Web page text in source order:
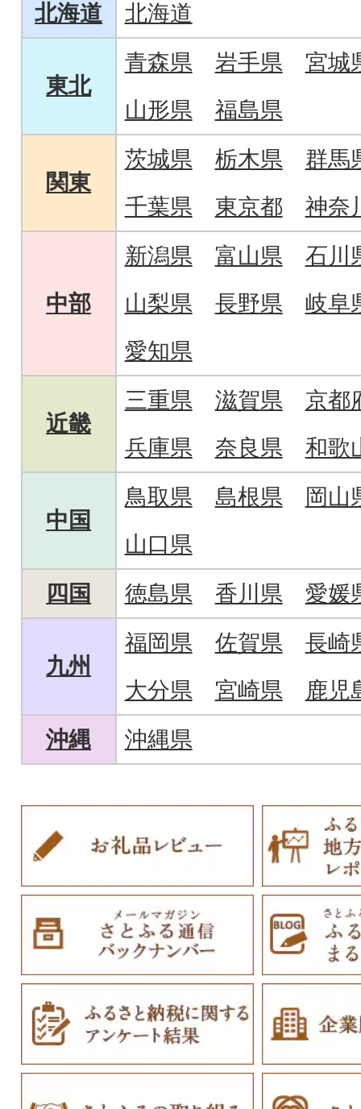
北海道 北海道
東北
青森県 岩手県
宮城
山形県
福島県
関東
茨城県 栃木県
群馬
千葉県
東京都 神奈
中部
新潟県 富山県
石川
山梨県
長野県
岐阜
愛知県
近畿
三重県 滋賀県
京都
兵庫県
奈良県 和歌
中国
鳥取県 島根県
岡山
山口県
四国
徳島県 香川県 愛媛
九州
福岡県 佐賀県
長崎
大分県
宮崎県
鹿児
沖縄
沖縄県